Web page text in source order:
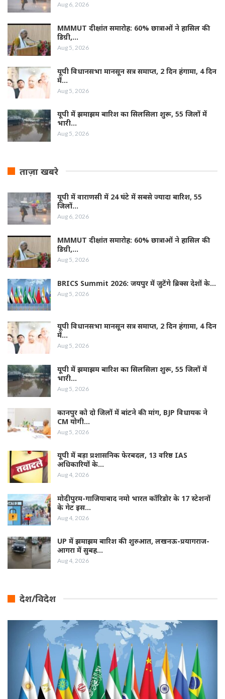
Aug 6, 2026
MMMUT दीक्षांत समारोह: 60% छात्राओं ने हासिल की
डिग्री,…
Aug 5, 2026
यूपी विधानसभा मानसून सत्र समाप्त, 2 दिन हंगामा, 4 दिन
में…
Aug 5, 2026
यूपी में झमाझम बारिश का सिलसिला शुरू, 55 जिलों में
भारी…
Aug 5, 2026
ताज़ा खबरे
यूपी में वाराणसी में 24 घंटे में सबसे ज्यादा बारिश, 55
जिलों…
Aug 6, 2026
MMMUT दीक्षांत समारोह: 60% छात्राओं ने हासिल की
डिग्री,…
Aug 5, 2026
BRICS Summit 2026: जयपुर में जुटेंगे ब्रिक्स देशों के…
Aug 5, 2026
यूपी विधानसभा मानसून सत्र समाप्त, 2 दिन हंगामा, 4 दिन
में…
Aug 5, 2026
यूपी में झमाझम बारिश का सिलसिला शुरू, 55 जिलों में
भारी…
Aug 5, 2026
कानपुर को दो जिलों में बांटने की मांग, BJP विधायक ने
CM योगी…
Aug 5, 2026
यूपी में बड़ा प्रशासनिक फेरबदल, 13 वरिष्ठ IAS
अधिकारियों के…
Aug 4, 2026
मोदीपुरम-गाजियाबाद नमो भारत कॉरिडोर के 17 स्टेशनों
के गेट इस…
Aug 4, 2026
UP में झमाझम बारिश की शुरुआत, लखनऊ-प्रयागराज-
आगरा में सुबह…
Aug 4, 2026
देश/विदेश